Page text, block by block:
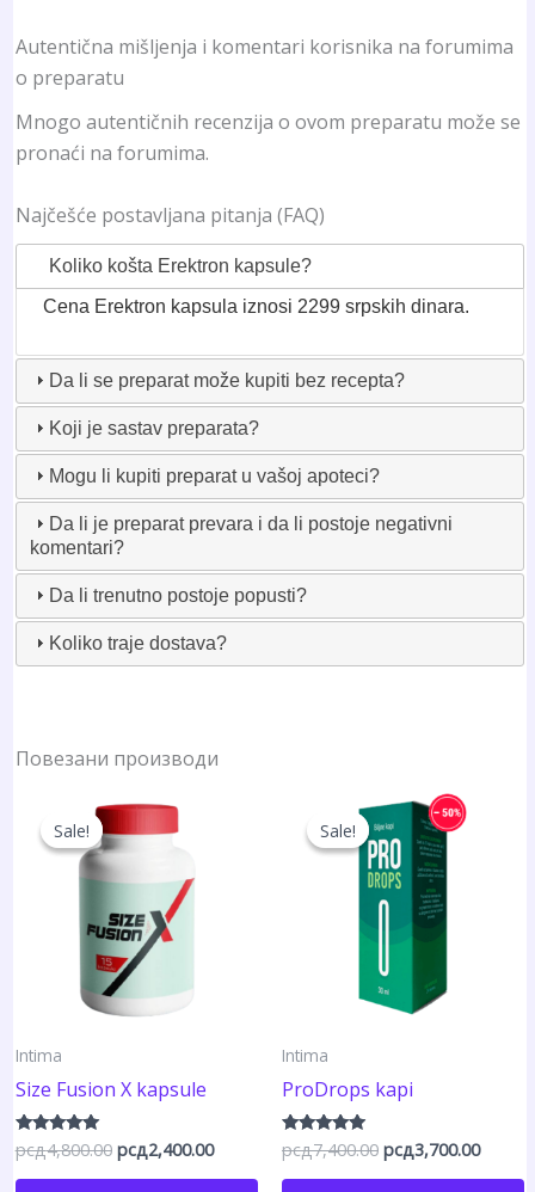
Autentična mišljenja i komentari korisnika na forumima
o preparatu
Mnogo autentičnih recenzija o ovom preparatu može se
pronaći na forumima.
Najčešće postavljana pitanja (FAQ)
Koliko košta Erektron kapsule?
Cena Erektron kapsula iznosi 2299 srpskih dinara.
Da li se preparat može kupiti bez recepta?
Koji je sastav preparata?
Mogu li kupiti preparat u vašoj apoteci?
Da li je preparat prevara i da li postoje negativni
komentari?
Da li trenutno postoje popusti?
Koliko traje dostava?
Повезани производи
Sale!
Sale!
Intima
Size Fusion X kapsule
Оцењено са
4.80
од 5
рсд4,800.00 Оригинална
рсд2,400.00Тренутна
Sale!
Sale!
Intima
ProDrops kapi
Оцењено
са
4.75
рсд7,400.00 Оригинална
рсд3,700.00